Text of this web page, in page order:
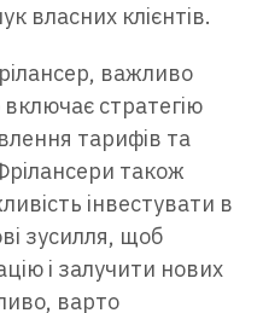
власних клієнтів.
важливо
стратегію
тарифів та
також
інвестувати в
зусилля, щоб
і залучити нових
варто